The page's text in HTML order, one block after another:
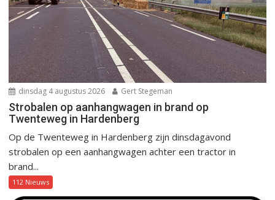
dinsdag 4 augustus 2026 Gert Stegeman
Strobalen op aanhangwagen in brand op
Twenteweg in Hardenberg
Op de Twenteweg in Hardenberg zijn dinsdagavond
strobalen op een aanhangwagen achter een tractor in
brand...
112 Nieuws